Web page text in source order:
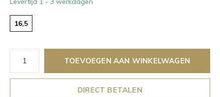
16,5
TOEVOEGEN AAN WINKELWAGEN
DIRECT BETALEN